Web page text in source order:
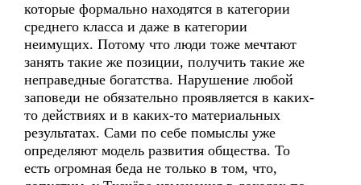
которые формально находятся в категории
среднего класса и даже в категории
неимущих. Потому что люди тоже мечтают
занять такие же позиции, получить такие же
неправедные богатства. Нарушение любой
заповеди не обязательно проявляется в каких-
то действиях и в каких-то материальных
результатах. Сами по себе помыслы уже
определяют модель развития общества. То
есть огромная беда не только в том, что,